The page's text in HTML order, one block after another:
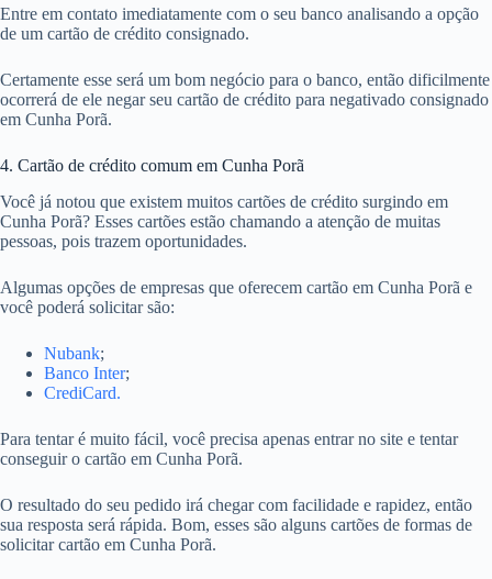
Entre em contato imediatamente com o seu banco analisando a opção
de um cartão de crédito consignado.
Certamente esse será um bom negócio para o banco, então dificilmente
ocorrerá de ele negar seu cartão de crédito para negativado consignado
em Cunha Porã.
4. Cartão de crédito comum em Cunha Porã
Você já notou que existem muitos cartões de crédito surgindo em
Cunha Porã? Esses cartões estão chamando a atenção de muitas
pessoas, pois trazem oportunidades.
Algumas opções de empresas que oferecem cartão em Cunha Porã e
você poderá solicitar são:
Nubank;
Banco Inter;
CrediCard.
Para tentar é muito fácil, você precisa apenas entrar no site e tentar
conseguir o cartão em Cunha Porã.
O resultado do seu pedido irá chegar com facilidade e rapidez, então
sua resposta será rápida. Bom, esses são alguns cartões de formas de
solicitar cartão em Cunha Porã.